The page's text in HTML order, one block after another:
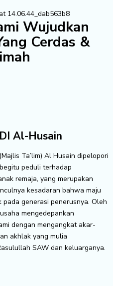
Wujudkan
Cerdas &
Al-Husain
Ta’lim) Al Husain dipelopori
peduli terhadap
remaja, yang merupakan
kesadaran bahwa maju
generasi penerusnya. Oleh
mengedepankan
dengan mengangkat akar-
akhlak yang mulia
SAW dan keluarganya.